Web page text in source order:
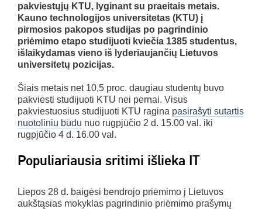
pakviestųjų KTU, lyginant su praeitais metais.
Kauno technologijos universitetas (KTU) į
pirmosios pakopos studijas po pagrindinio
priėmimo etapo studijuoti kviečia 1385 studentus,
išlaikydamas vieno iš lyderiaujančių Lietuvos
universitetų pozicijas.
Šiais metais net 10,5 proc. daugiau studentų buvo
pakviesti studijuoti KTU nei pernai. Visus
pakviestuosius studijuoti KTU ragina pasirašyti sutartis
nuotoliniu būdu nuo rugpjūčio 2 d. 15.00 val. iki
rugpjūčio 4 d. 16.00 val.
Populiariausia sritimi išlieka IT
Liepos 28 d. baigėsi bendrojo priėmimo į Lietuvos
aukštąsias mokyklas pagrindinio priėmimo prašymų